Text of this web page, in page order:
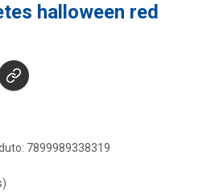
halloween red
7899989338319